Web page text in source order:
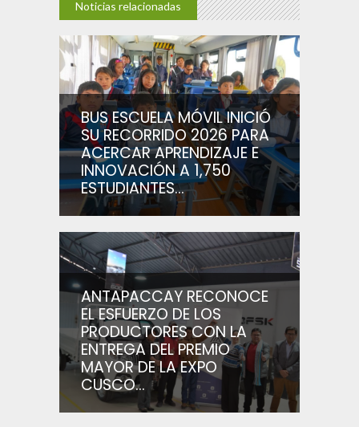
Noticias relacionadas
BUS ESCUELA MÓVIL INICIÓ
SU RECORRIDO 2026 PARA
ACERCAR APRENDIZAJE E
INNOVACIÓN A 1,750
ESTUDIANTES...
ANTAPACCAY RECONOCE
EL ESFUERZO DE LOS
PRODUCTORES CON LA
ENTREGA DEL PREMIO
MAYOR DE LA EXPO
CUSCO...